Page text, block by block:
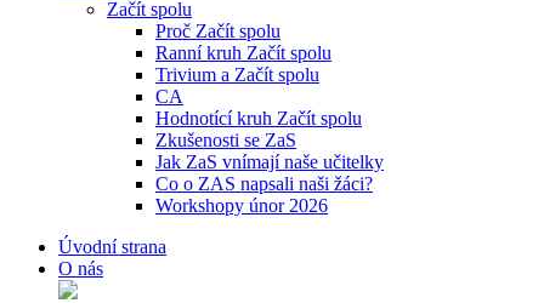
Začít spolu
Proč Začít spolu
Ranní kruh Začít spolu
Trivium a Začít spolu
CA
Hodnotící kruh Začít spolu
Zkušenosti se ZaS
Jak ZaS vnímají naše učitelky
Co o ZAS napsali naši žáci?
Workshopy únor 2026
Úvodní strana
O nás